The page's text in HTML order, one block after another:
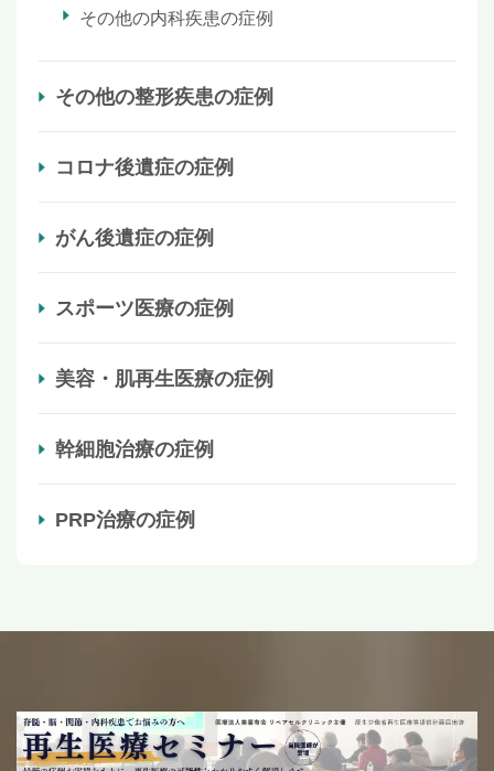
その他の内科疾患の症例
その他の整形疾患の症例
コロナ後遺症の症例
がん後遺症の症例
スポーツ医療の症例
美容・肌再生医療の症例
幹細胞治療の症例
PRP治療の症例